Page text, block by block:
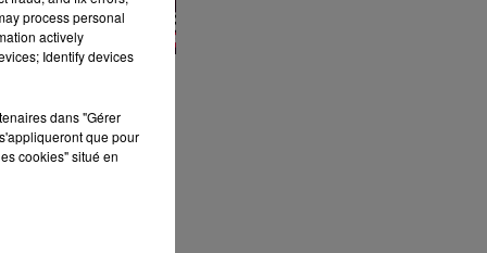
process personal
actively
Identify devices
dans "Gérer
que pour
cookies" situé en